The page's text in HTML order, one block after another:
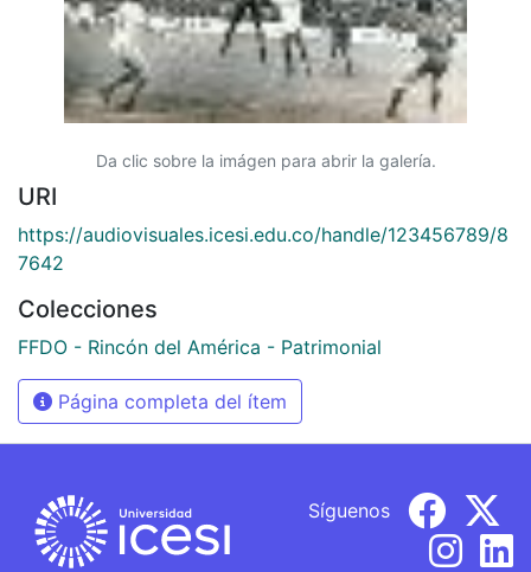
Da clic sobre la imágen para abrir la galería.
URI
https://audiovisuales.icesi.edu.co/handle/123456789/8
7642
Colecciones
FFDO - Rincón del América - Patrimonial
Página completa del ítem
Síguenos